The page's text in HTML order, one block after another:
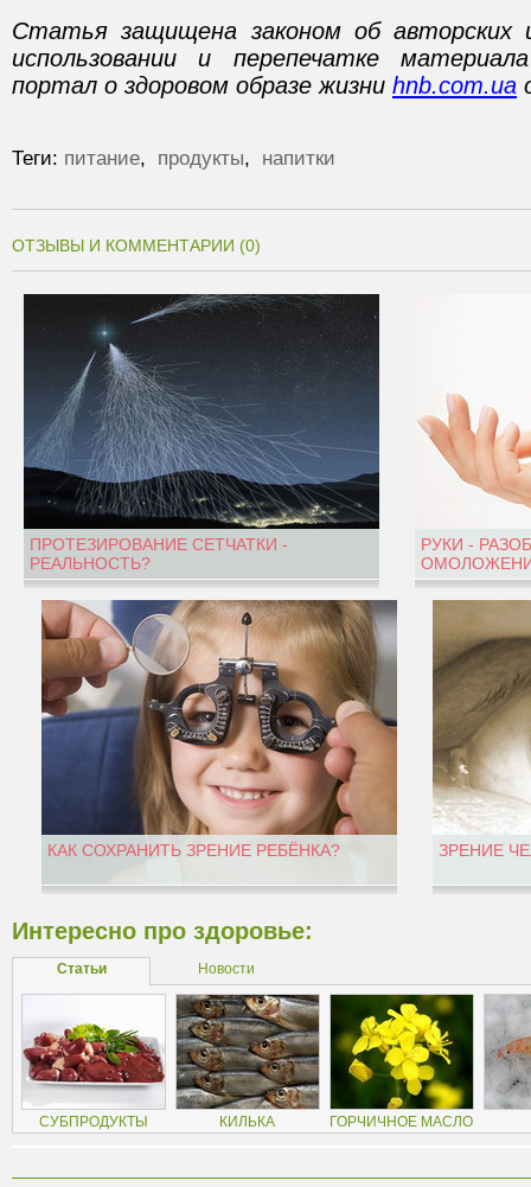
Статья защищена законом об авторских
использовании и перепечатке
портал о здоровом образе жизни hnb.com.ua
Теги: питание, продукты, напитки
ОТЗЫВЫ И КОММЕНТАРИИ (0)
ПРОТЕЗИРОВАНИЕ СЕТЧАТКИ -
РЕАЛЬНОСТЬ?
РУКИ -
КАК СОХРАНИТЬ ЗРЕНИЕ РЕБЁНКА? ЗРЕНИЕ
Интересно про здоровье:
Статьи Новости
СУБПРОДУКТЫ КИЛЬКА ГОРЧИЧНОЕ МАСЛО